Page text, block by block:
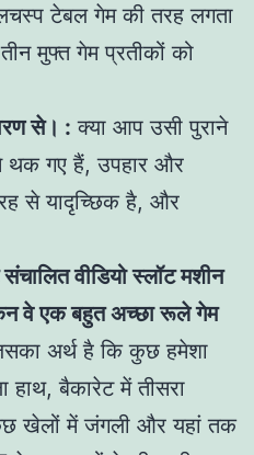
टेबल गेम की तरह लगता
मुफ्त गेम प्रतीकों को
से। : क्या आप उसी पुराने
गए हैं, उपहार और
से यादृच्छिक है, और
वीडियो स्लॉट मशीन
वे एक बहुत अच्छा रूले गेम
अर्थ है कि कुछ हमेशा
हाथ, बैकारेट में तीसरा
खेलों में जंगली और यहां तक